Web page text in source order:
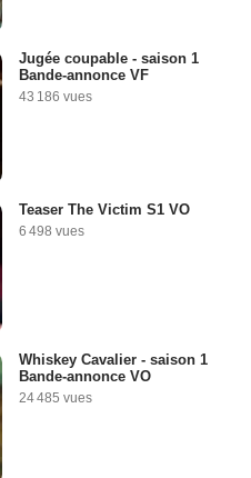
Jugée coupable - saison 1
Bande-annonce VF
43 186 vues
Teaser The Victim S1 VO
6 498 vues
Whiskey Cavalier - saison 1
Bande-annonce VO
24 485 vues